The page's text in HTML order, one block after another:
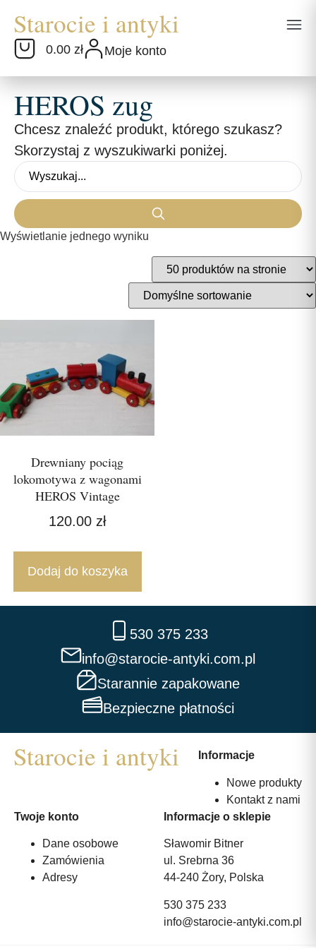
0.00 zł Moje konto
HEROS zug
Chcesz znaleźć produkt, którego szukasz?
Skorzystaj z wyszukiwarki poniżej.
Wyświetlanie jednego wyniku
Drewniany pociąg
lokomotywa z wagonami
HEROS Vintage
120.00 zł
Dodaj do koszyka
530 375 233
info@starocie-antyki.com.pl
Starannie zapakowane
Bezpieczne płatności
Informacje
Nowe produkty
Kontakt z nami
Twoje konto
Dane osobowe
Zamówienia
Adresy
Informacje o sklepie
Sławomir Bitner
ul. Srebrna 36
44-240 Żory, Polska
530 375 233
info@starocie-antyki.com.pl